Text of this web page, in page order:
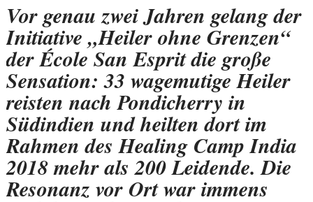
Vor genau zwei Jahren gelang der
Initiative „Heiler ohne Grenzen“
der École San Esprit die große
Sensation: 33 wagemutige Heiler
reisten nach Pondicherry in
Südindien und heilten dort im
Rahmen des Healing Camp India
2018 mehr als 200 Leidende. Die
Resonanz vor Ort war immens